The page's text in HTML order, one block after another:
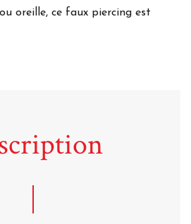
oreille, ce faux piercing est